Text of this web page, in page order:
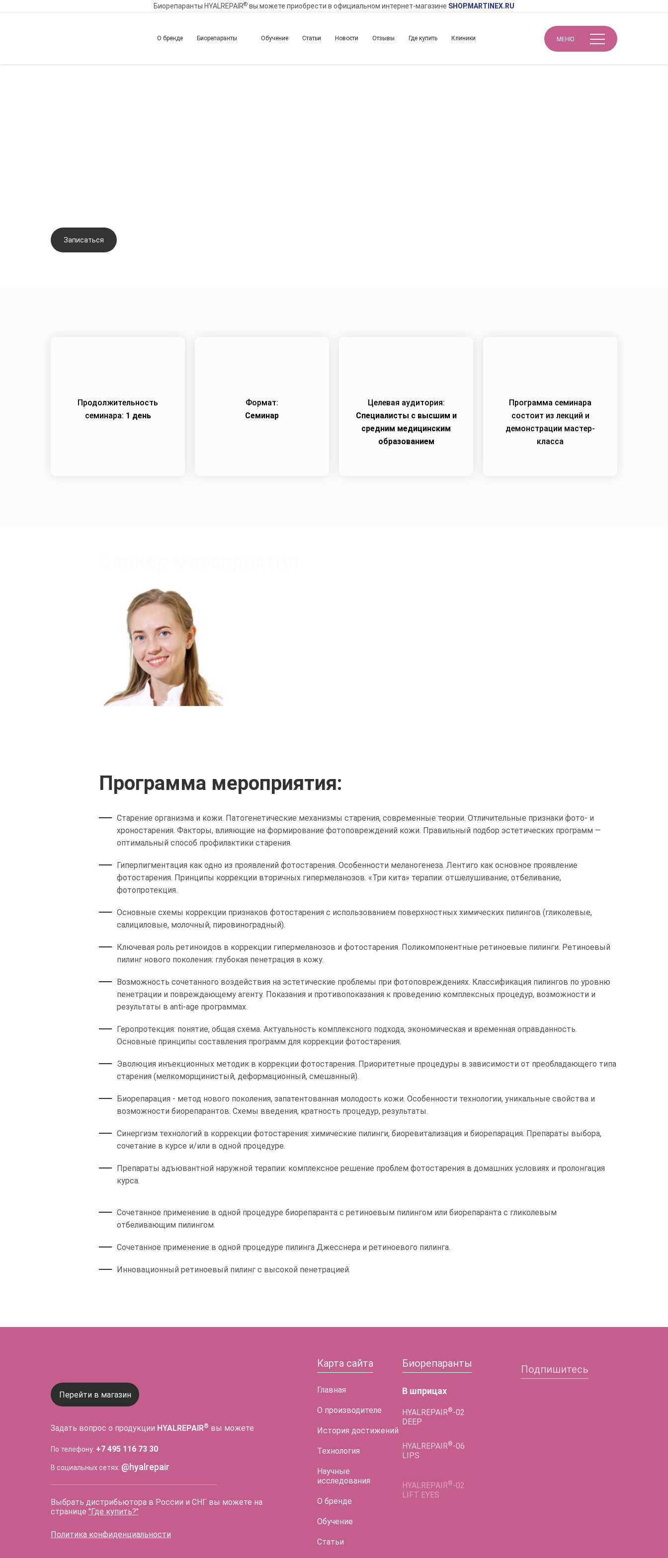
Биорепаранты HYALREPAIR® вы можете приобрести в официальном интернет-магазине SHOP.MARTINEX.RU
О бренде Биорепаранты Обучение Статьи Новости Отзывы Где купить Клиники МЕНЮ
Записаться
Продолжительность
семинара: 1 день
Формат:
Семинар
Целевая аудитория:
Специалисты с высшим и
средним медицинским
образованием
Программа семинара
состоит из лекций и
демонстрации мастер-
класса
Программа мероприятия:
Старение организма и кожи. Патогенетические механизмы старения, современные теории. Отличительные признаки фото- и
хроностарения. Факторы, влияющие на формирование фотоповреждений кожи. Правильный подбор эстетических программ —
оптимальный способ профилактики старения.
Гиперпигментация как одно из проявлений фотостарения. Особенности меланогенеза. Лентиго как основное проявление
фотостарения. Принципы коррекции вторичных гипермеланозов. «Три кита» терапии: отшелушивание, отбеливание,
фотопротекция.
Основные схемы коррекции признаков фотостарения с использованием поверхностных химических пилингов (гликолевые,
салициловые, молочный, пировиноградный).
Ключевая роль ретиноидов в коррекции гипермеланозов и фотостарения. Поликомпонентные ретиноевые пилинги. Ретиноевый
пилинг нового поколения: глубокая пенетрация в кожу.
Возможность сочетанного воздействия на эстетические проблемы при фотоповреждениях. Классификация пилингов по уровню
пенетрации и повреждающему агенту. Показания и противопоказания к проведению комплексных процедур, возможности и
результаты в anti-age программах.
Геропротекция: понятие, общая схема. Актуальность комплексного подхода, экономическая и временная оправданность.
Основные принципы составления программ для коррекции фотостарения.
Эволюция инъекционных методик в коррекции фотостарения. Приоритетные процедуры в зависимости от преобладающего типа
старения (мелкоморщинистый, деформационный, смешанный).
Биорепарация - метод нового поколения, запатентованная молодость кожи. Особенности технологии, уникальные свойства и
возможности биорепарантов. Схемы введения, кратность процедур, результаты.
Синергизм технологий в коррекции фотостарения: химические пилинги, биоревитализация и биорепарация. Препараты выбора,
сочетание в курсе и/или в одной процедуре.
Препараты адъювантной наружной терапии: комплексное решение проблем фотостарения в домашних условиях и пролонгация
курса.
Сочетанное применение в одной процедуре биорепаранта с ретиноевым пилингом или биорепаранта с гликолевым
отбеливающим пилингом.
Сочетанное применение в одной процедуре пилинга Джесснера и ретиноевого пилинга.
Инновационный ретиноевый пилинг с высокой пенетрацией.
Перейти в магазин
Задать вопрос о продукции HYALREPAIR® вы можете
По телефону: +7 495 116 73 30
В социальных сетях: @hyalrepair
Выбрать дистрибьютора в России и СНГ вы можете на
странице "Где купить?"
Политика конфиденциальности
Карта сайта
Главная
О производителе
История достижений
Технология
Научные
исследования
О бренде
Обучение
Статьи
Биорепаранты
В шприцах
HYALREPAIR®-02
DEEP
LIPS
Подпишитесь